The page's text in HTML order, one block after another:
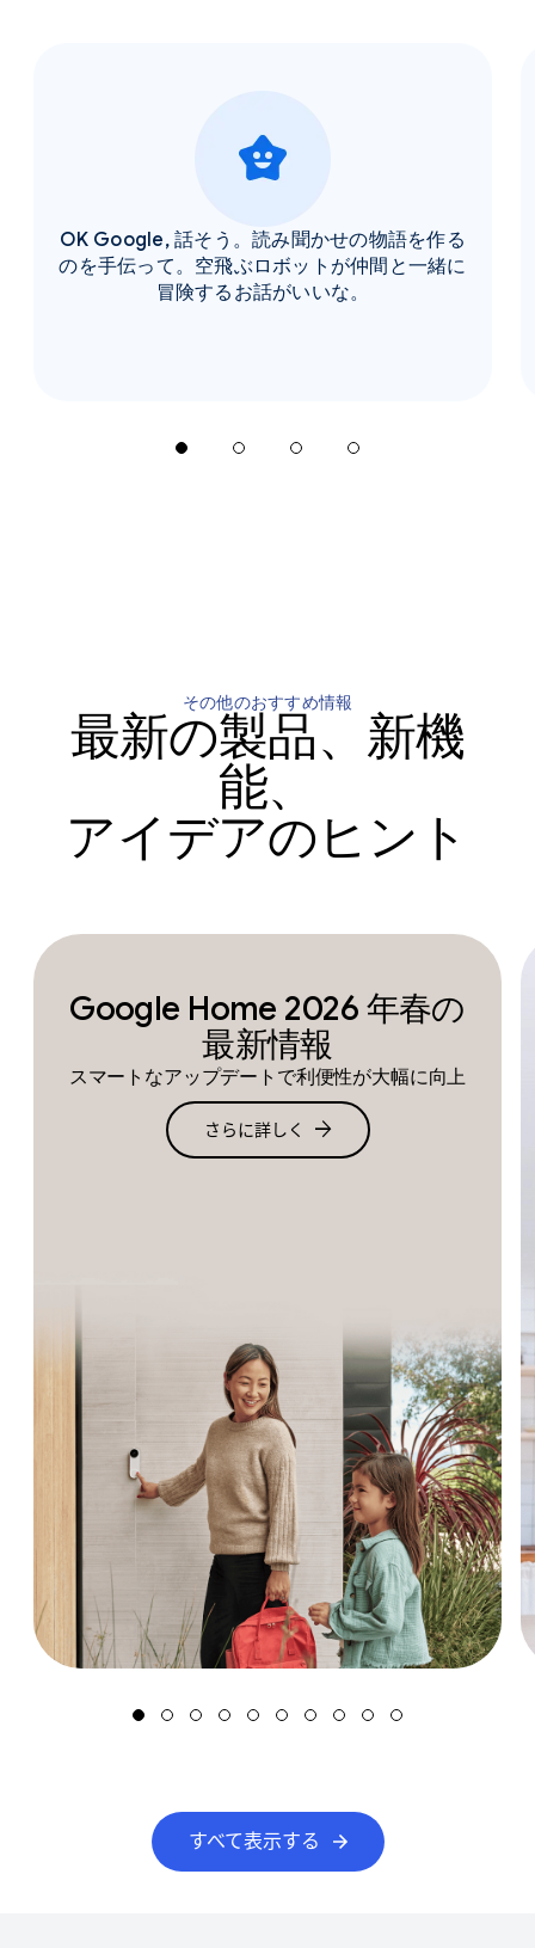
OK Google, 話そう。読み聞かせの物語を作る
のを手伝って。空飛ぶロボットが仲間と一緒に
冒険するお話がいいな。
その他のおすすめ情報
最新の製品、新機
能、
アイデアのヒント
Google Home 2026 年春の
最新情報
スマートなアップデートで利便性が大幅に向上
さらに詳しく arrow_forward
すべて表示する